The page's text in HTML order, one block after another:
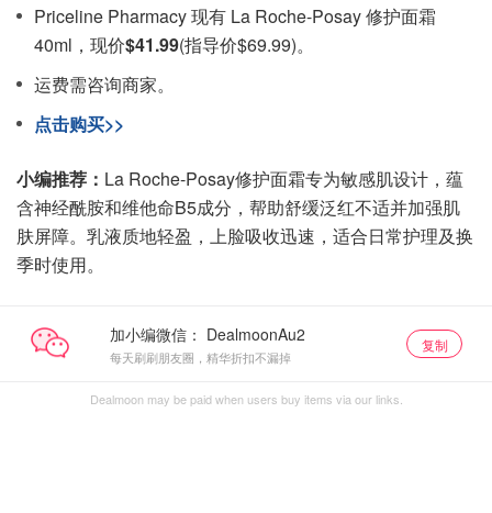
Priceline Pharmacy 现有 La Roche-Posay 修护面霜
40ml，现价$41.99(指导价$69.99)。
运费需咨询商家。
点击购买>>
小编推荐： La Roche-Posay修护面霜专为敏感肌设计，蕴
含神经酰胺和维他命B5成分，帮助舒缓泛红不适并加强肌
肤屏障。乳液质地轻盈，上脸吸收迅速，适合日常护理及换
季时使用。
加小编微信：
每天刷刷朋友圈，精华折扣不漏掉
复制
Dealmoon may be paid when users buy items via our links.